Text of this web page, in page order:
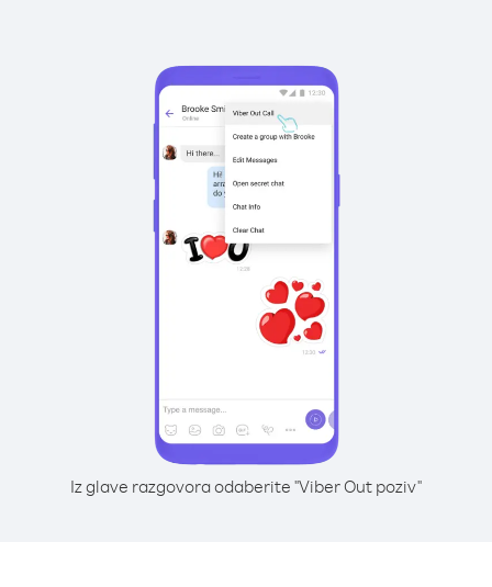
Iz glave razgovora odaberite "Viber Out poziv"